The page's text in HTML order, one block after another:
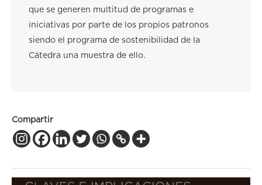
que se generen multitud de programas e
iniciativas por parte de los propios patronos
siendo el programa de sostenibilidad de la
Cátedra una muestra de ello.
Compartir